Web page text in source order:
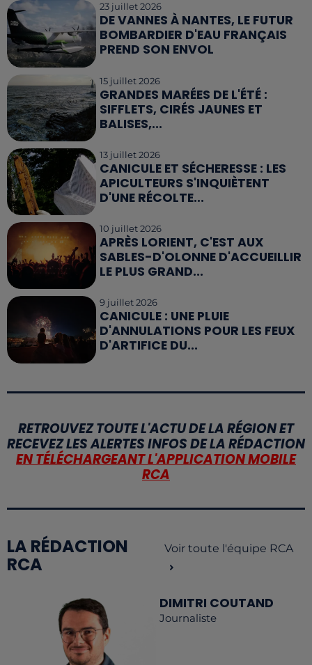
23 juillet 2026
DE VANNES À NANTES, LE FUTUR
BOMBARDIER D'EAU FRANÇAIS
PREND SON ENVOL
15 juillet 2026
GRANDES MARÉES DE L'ÉTÉ :
SIFFLETS, CIRÉS JAUNES ET
BALISES,...
13 juillet 2026
CANICULE ET SÉCHERESSE : LES
APICULTEURS S'INQUIÈTENT
D'UNE RÉCOLTE...
10 juillet 2026
APRÈS LORIENT, C'EST AUX
SABLES-D'OLONNE D'ACCUEILLIR
LE PLUS GRAND...
9 juillet 2026
CANICULE : UNE PLUIE
D'ANNULATIONS POUR LES FEUX
D'ARTIFICE DU...
RETROUVEZ TOUTE L'ACTU DE LA RÉGION ET
RECEVEZ LES ALERTES INFOS DE LA RÉDACTION
EN TÉLÉCHARGEANT L'APPLICATION MOBILE
RCA
LA RÉDACTION
RCA
Voir toute l'équipe RCA
DIMITRI COUTAND
Journaliste